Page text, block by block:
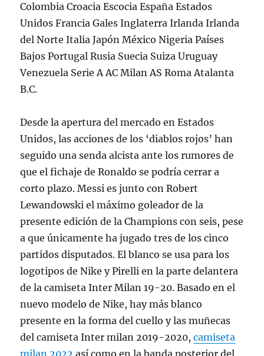
Colombia Croacia Escocia España Estados
Unidos Francia Gales Inglaterra Irlanda Irlanda
del Norte Italia Japón México Nigeria Países
Bajos Portugal Rusia Suecia Suiza Uruguay
Venezuela Serie A AC Milan AS Roma Atalanta
B.C.
Desde la apertura del mercado en Estados
Unidos, las acciones de los ‘diablos rojos’ han
seguido una senda alcista ante los rumores de
que el fichaje de Ronaldo se podría cerrar a
corto plazo. Messi es junto con Robert
Lewandowski el máximo goleador de la
presente edición de la Champions con seis, pese
a que únicamente ha jugado tres de los cinco
partidos disputados. El blanco se usa para los
logotipos de Nike y Pirelli en la parte delantera
de la camiseta Inter Milan 19-20. Basado en el
nuevo modelo de Nike, hay más blanco
presente en la forma del cuello y las muñecas
del camiseta Inter milan 2019-2020,camiseta
milan 2022 así como en la banda posterior del